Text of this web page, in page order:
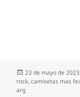
Publicado
el
23 de mayo de 2023
rock,camisetas mas
arg